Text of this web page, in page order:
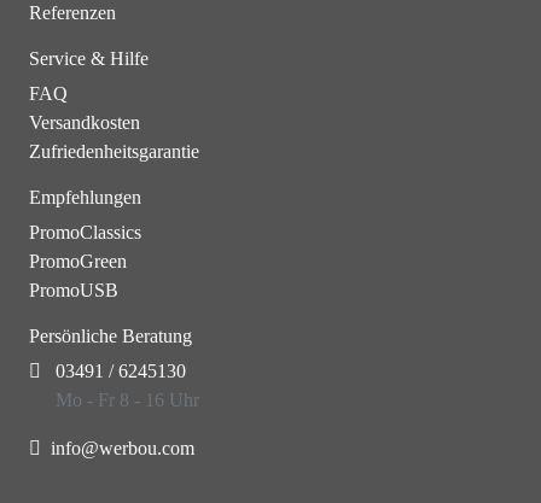
Referenzen
Service & Hilfe
FAQ
Versandkosten
Zufriedenheitsgarantie
Empfehlungen
PromoClassics
PromoGreen
PromoUSB
Persönliche Beratung
03491 / 6245130
Mo - Fr 8 - 16 Uhr
info@werbou.com